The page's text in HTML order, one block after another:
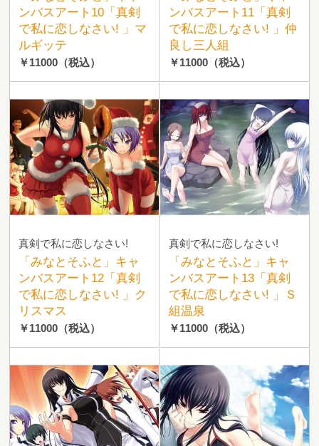
ンバスアート10「真剣
で私に恋しなさい! 」マ
ルギッテ
￥11000 （税込）
ンバスアート11「真剣
で私に恋しなさい! 」仲
良し三人組
￥11000（税込）
真剣で私に恋しなさい!
「みなとそふと」キャ
ンバスアート12「真剣
で私に恋しなさい! 」ク
リスマス
￥11000 （税込）
真剣で私に恋しなさい!
「みなとそふと」キャ
ンバスアート13「真剣
で私に恋しなさい! 」Ｓ
組温泉
￥11000（税込）